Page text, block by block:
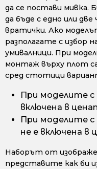
да се постави мивка.
да бъде с едно или
вратички. Ако
разполагате с избор
умивалници. При
монтаж върху плот са
сред стотици
При моделите с
включена в
При моделите с
не е включена в
Наборът от
представите как би